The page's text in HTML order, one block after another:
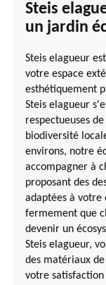
Steis
un jardin
Steis elagueur
votre espace
esthétiquement
Steis elagueur
respectueuses
biodiversité
environs, notre
accompagner à
proposant des
adaptées à votre
fermement que
devenir un
Steis elagueur,
des matériaux
votre